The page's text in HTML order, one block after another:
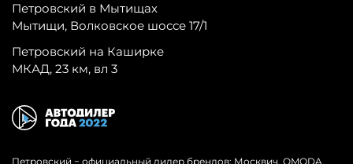
Петровский в Мытищах
Мытищи, Волковское шоссе 17/1
Петровский на Каширке
МКАД, 23 км, вл 3
Петровский − официальный дилер брендов: Москвич, OMODA,